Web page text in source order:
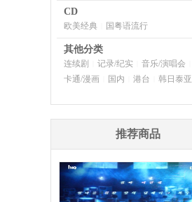
CD
欧美经典 国粤语流行
其他分类
连续剧 记录/纪实 音乐/演唱会
卡通/漫画 国内 港台 韩日泰亚
推荐商品